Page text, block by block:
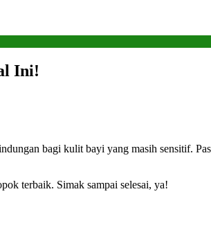
Ini!
bagi kulit bayi yang masih sensitif.
terbaik. Simak sampai selesai, ya!